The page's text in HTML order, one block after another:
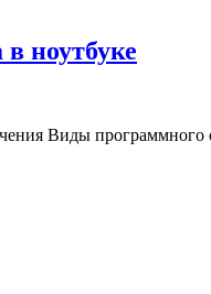
ноутбуке
Виды программного